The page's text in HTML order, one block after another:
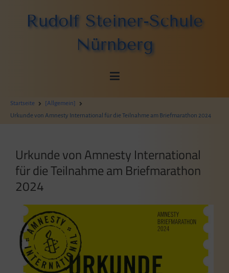
springenRudolf Steiner-Schule
Nürnberg
Startseite
[Allgemein]
Urkunde von Amnesty International für die Teilnahme am Briefmarathon 2024
Urkunde von Amnesty International
für die Teilnahme am Briefmarathon
2024